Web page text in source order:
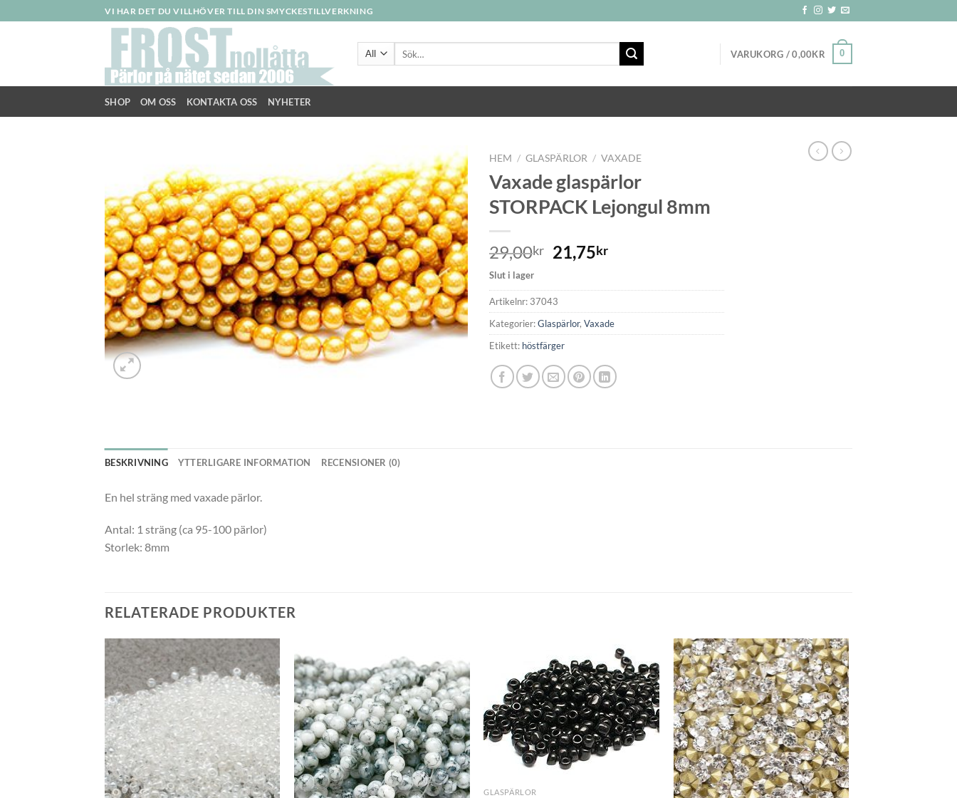
to
VI HAR DET DU VILLHÖVER TILL DIN SMYCKESTILLVERKNING
VARUKORG /0,00KR 0
SHOP OM OSS KONTAKTA OSS NYHETER
HEM / GLASPÄRLOR / VAXADE
Vaxade glaspärlor
STORPACK Lejongul 8mm
29,00kr 21,75kr
Slut i lager
Artikelnr: 37043
Kategorier:Glaspärlor, Vaxade
Etikett: höstfärger
BESKRIVNING YTTERLIGARE INFORMATION RECENSIONER (0)
En hel sträng med vaxade pärlor.
Antal: 1 sträng (ca 95-100 pärlor)
Storlek: 8mm
RELATERADE PRODUKTER
GLASPÄRLOR